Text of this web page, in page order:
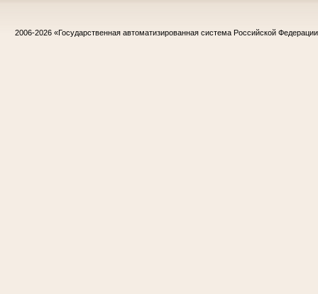
2006-2026 «Государственная автоматизированная система Российской